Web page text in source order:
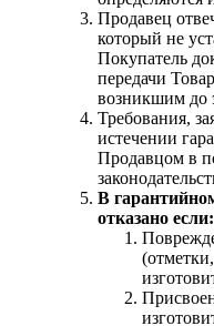
Продавец
который не
Покупатель
передачи
возникшим до
Требования,
истечении
Продавцом в
В
отказано если: